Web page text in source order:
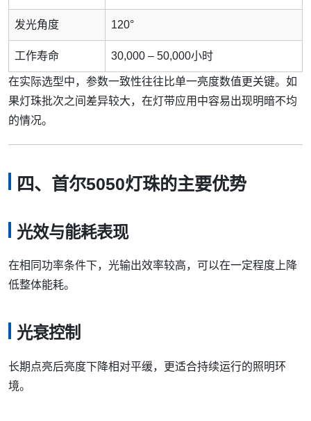
发光角度 120°
工作寿命 30,000 – 50,000小时
在实际选型中，参数一致性往往比单一亮度数值更关键。如
果灯珠批次之间差异较大，在灯带应用中容易出现明暗不均
的情况。
四、首尔5050灯珠的主要优势
光效与能耗表现
在相同功率条件下，光输出效率较高，可以在一定程度上降
低整体能耗。
光衰控制
长期点亮后亮度下降相对平缓，更适合持续运行的照明环
境。